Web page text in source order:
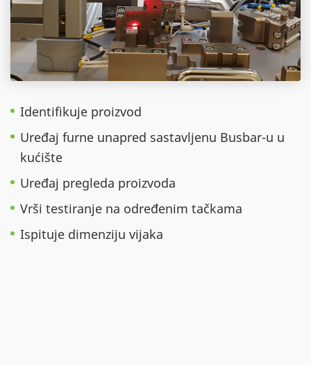
Identifikuje proizvod
Uređaj furne unapred sastavljenu Busbar-u u
kućište
Uređaj pregleda proizvoda
Vrši testiranje na određenim tačkama
Ispituje dimenziju vijaka